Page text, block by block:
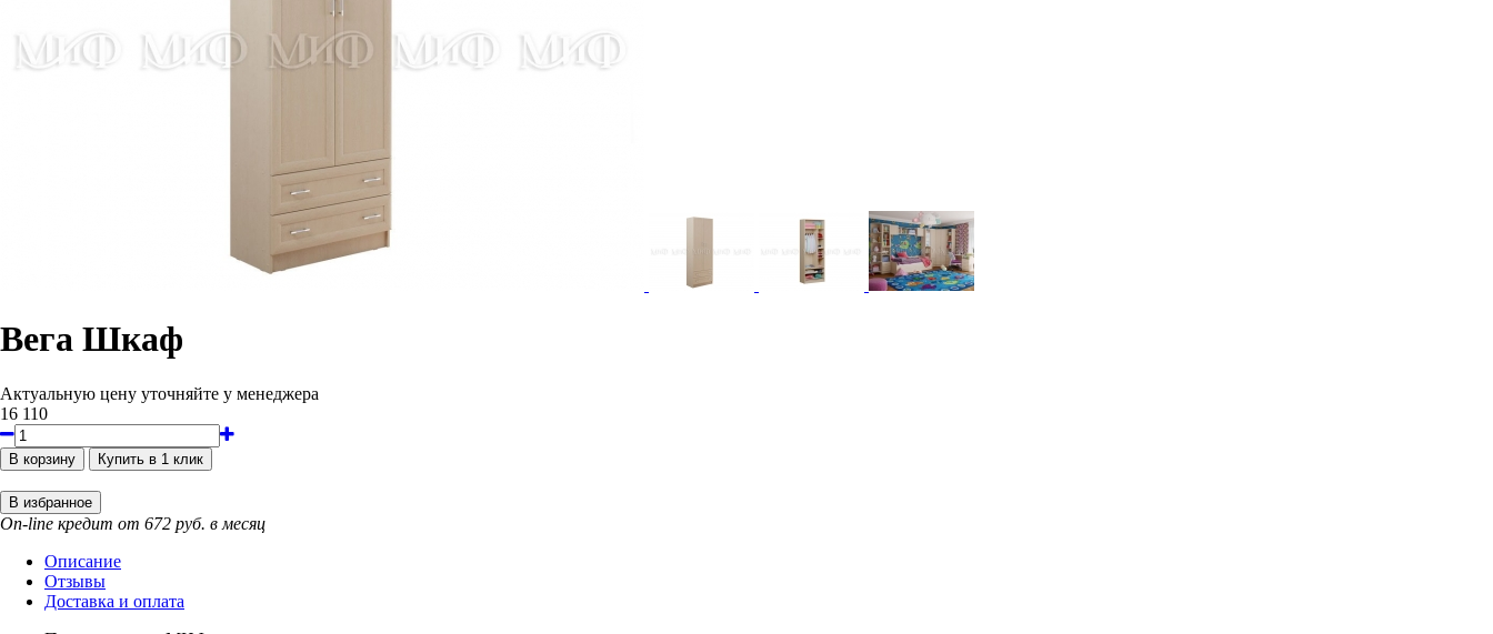
Вега Шкаф
Актуальную цену уточняйте у менеджера
16 110
On-line кредит от 672 руб. в месяц
Описание
Отзывы
Доставка и оплата